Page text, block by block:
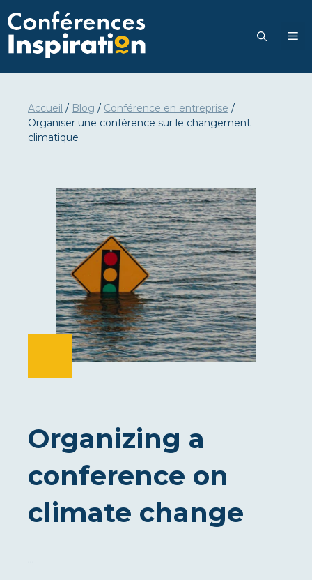
to
content
Accueil / Blog / Conférence en entreprise /
Organiser une conférence sur le changement
climatique
Organizing a
conference on
climate change
...